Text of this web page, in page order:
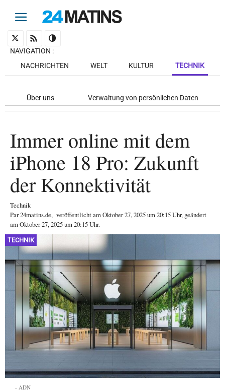
NAVIGATION :
NACHRICHTEN
WELT KULTUR TECHNIK
Über uns Verwaltung von persönlichen Daten
Immer online mit dem
iPhone 18 Pro: Zukunft
der Konnektivität
Technik
Par24matins.de, veröffentlicht amOktober 27, 2025um 20:15 Uhr, geändert
am Oktober 27, 2025 um 20:15 Uhr.
TECHNIK
ADN